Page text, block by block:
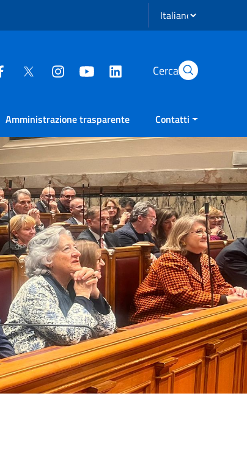
Seleziona lingua
Cerca
Amministrazione trasparente Contatti